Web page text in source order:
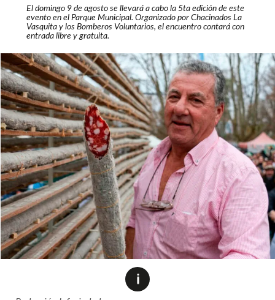
El domingo 9 de agosto se llevará a cabo la 5ta edición de este
evento en el Parque Municipal. Organizado por Chacinados La
Vasquita y los Bomberos Voluntarios, el encuentro contará con
entrada libre y gratuita.